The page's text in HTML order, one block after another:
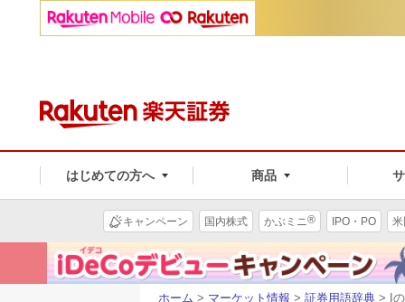
はじめての方へ 商品
キャンペーン 国内株式 かぶミニ® IPO・PO
ホーム > マーケット情報 > 証券用語辞典 > I